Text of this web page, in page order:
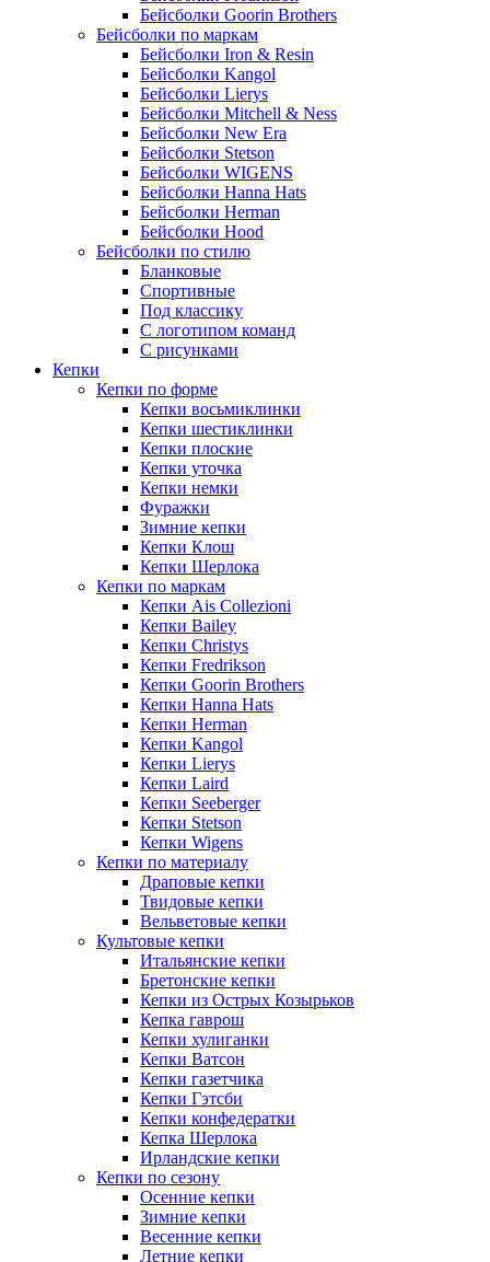
Бейсболки Goorin Brothers
Бейсболки по маркам
Бейсболки Iron & Resin
Бейсболки Kangol
Бейсболки Lierys
Бейсболки Mitchell & Ness
Бейсболки New Era
Бейсболки Stetson
Бейсболки WIGENS
Бейсболки Hanna Hats
Бейсболки Herman
Бейсболки Hood
Бейсболки по стилю
Бланковые
Спортивные
Под классику
С логотипом команд
С рисунками
Кепки
Кепки по форме
Кепки восьмиклинки
Кепки шестиклинки
Кепки плоские
Кепки уточка
Кепки немки
Фуражки
Зимние кепки
Кепки Клош
Кепки Шерлока
Кепки по маркам
Кепки Ais Collezioni
Кепки Bailey
Кепки Christys
Кепки Fredrikson
Кепки Goorin Brothers
Кепки Hanna Hats
Кепки Herman
Кепки Kangol
Кепки Lierys
Кепки Laird
Кепки Seeberger
Кепки Stetson
Кепки Wigens
Кепки по материалу
Драповые кепки
Твидовые кепки
Вельветовые кепки
Культовые кепки
Итальянские кепки
Бретонские кепки
Кепки из Острых Козырьков
Кепка гаврош
Кепки хулиганки
Кепки Ватсон
Кепки газетчика
Кепки Гэтсби
Кепки конфедератки
Кепка Шерлока
Ирландские кепки
Кепки по сезону
Осенние кепки
Зимние кепки
Весенние кепки
Летние кепки